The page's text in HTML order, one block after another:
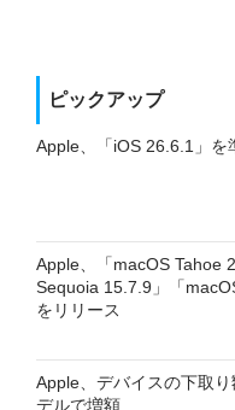
ピックアップ
Apple、「iOS 26.6.1」を
Apple、「macOS Tahoe
Sequoia 15.7.9」「
をリリース
Apple、デバイスの下取
デルで増額